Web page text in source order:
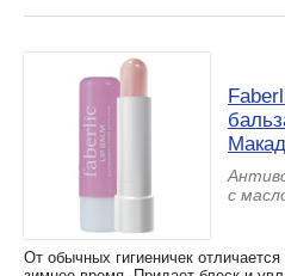
с
От обычных гигиеничек